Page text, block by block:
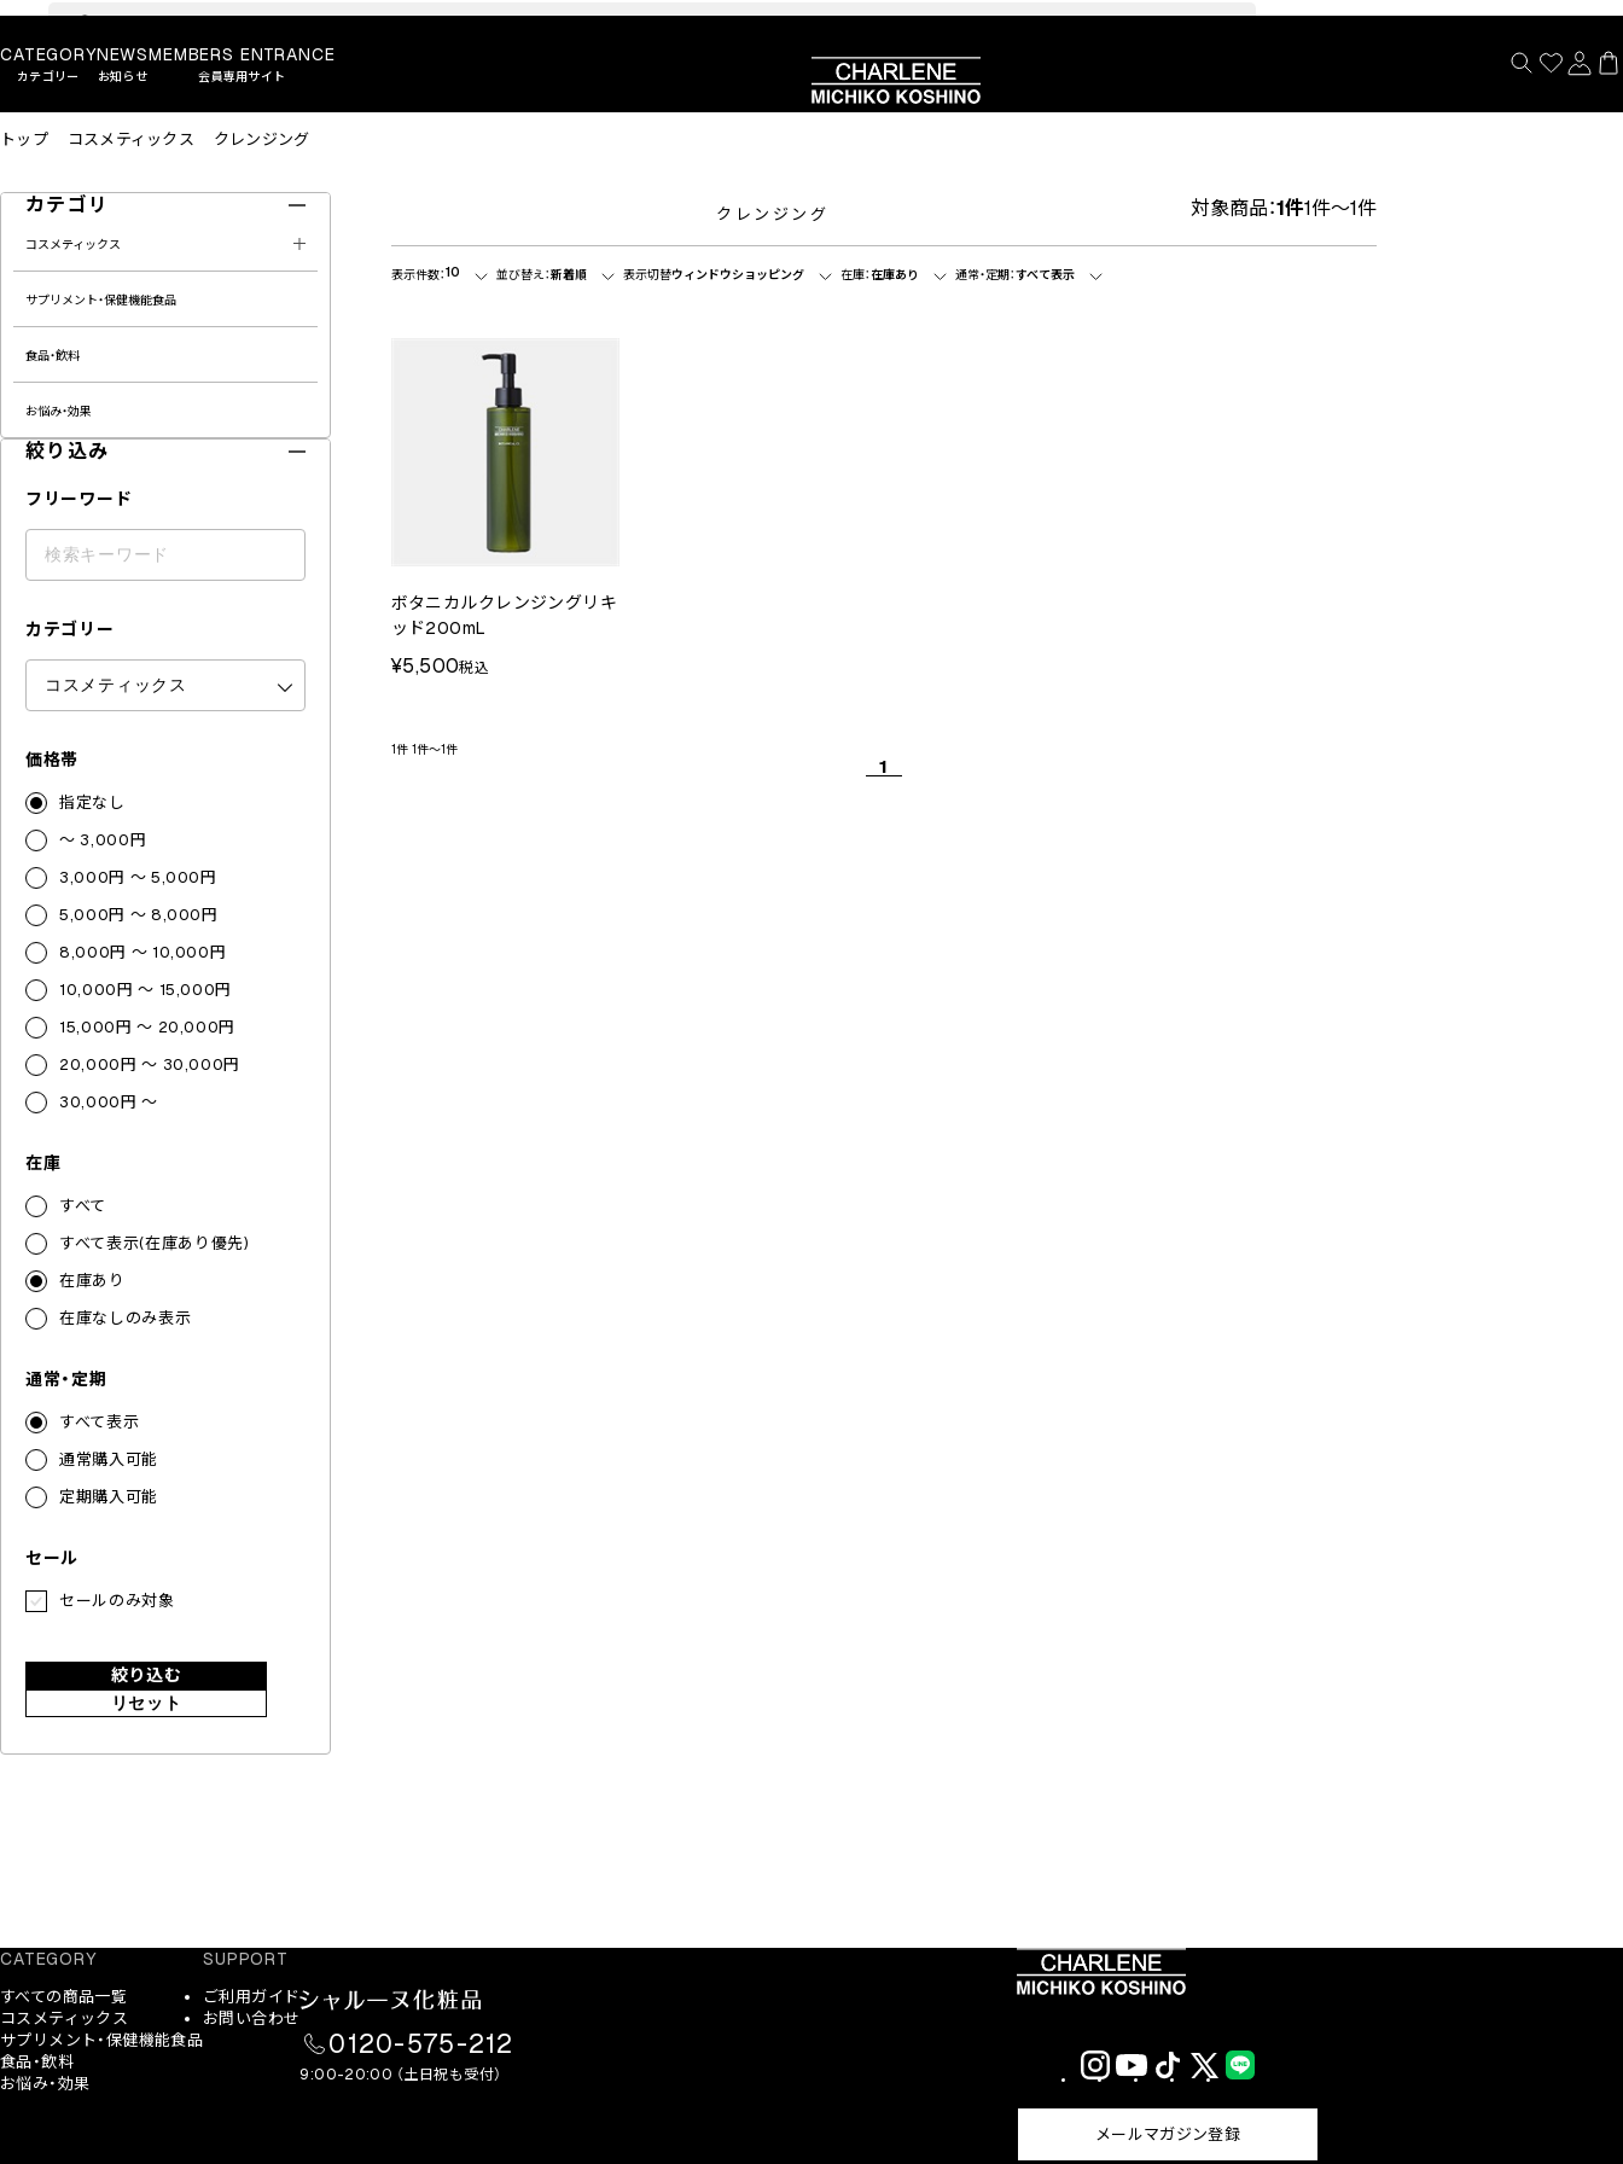
CATEGORY
カテゴリー
NEWS
お知らせ
MEMBERS ENTRANCE
会員専用サイト
トップ コスメティックス クレンジング
カテゴリ
コスメティックス
サプリメント・保健機能食品
食品・飲料
お悩み・効果
絞り込み
フリーワード
カテゴリー
価格帯
指定なし
～ 3,000円
3,000円 ～ 5,000円
5,000円 ～ 8,000円
8,000円 ～ 10,000円
10,000円 ～ 15,000円
15,000円 ～ 20,000円
20,000円 ～ 30,000円
30,000円 ～
在庫
すべて
すべて表示(在庫あり優先)
在庫あり
在庫なしのみ表示
通常・定期
すべて表示
通常購入可能
定期購入可能
セール
セールのみ対象
絞り込む
リセット
クレンジング 対象商品：1件1件～1件
表示件数：10 並び替え：新着順 表示切替ウィンドウショッピング 在庫：在庫あり 通常・定期：すべて表示
ボタニカルクレンジングリキ
ッド200mL
¥5,500税込
1件 1件～1件
1
CATEGORY
すべての商品一覧
コスメティックス
サプリメント・保健機能食品
食品・飲料
お悩み・効果
SUPPORT
ご利用ガイド
お問い合わせ
0120-575-212
9:00-20:00 （土日祝も受付）
InstagramYouTubeTikTok X
(Twitter)
メールマガジン登録